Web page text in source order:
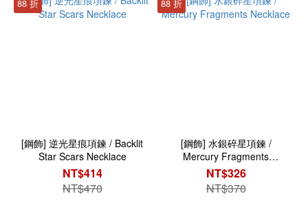
88 折
[鋼飾] 逆光星痕項鍊 / Backlit
Star Scars Necklace
NT$414
NT$470
88 折
[鋼飾] 水銀碎星項鍊 /
Mercury Fragments
Necklace
NT$326
NT$370